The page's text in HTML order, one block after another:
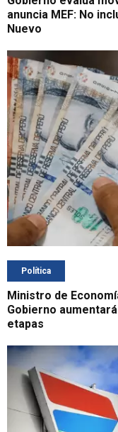
anuncia MEF: No
Nuevo
Política
Ministro de
Gobierno
etapas